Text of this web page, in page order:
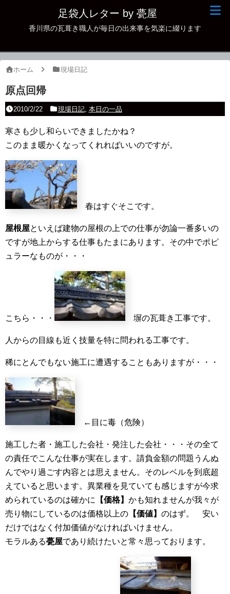
足袋人レター by 甍屋
香川県の瓦葺き職人が毎日の出来事を気楽に綴ります
ホーム 現場日記
原点回帰
2010/2/22 現場日記, 本日の一品
寒さも少し和らいできましたかね？
このまま暖かくなってくれればいいのですが。
春はすぐそこです。
屋根屋といえば建物の屋根の上での仕事が勿論一番多いの
ですが地上からする仕事もたまにあります。その中でポピ
ュラーなものが・・・
こちら・・・ 塀の瓦葺き工事です。
人からの目線も近く技量を特に問われる工事です。
稀にとんでもない施工に遭遇することもありますが・・・
←目に毒（危険）
施工した者・施工した会社・発注した会社・・・その全て
の責任でこんな仕事が実在します。請負金額の問題うんぬ
んでやり過ごす内容とは思えません。そのレベルを到底超
えていると思います。異業種を見ていても感じますが今求
められているのは確かに
【価格】 かも知れませんが我々が
売り物にしているのは価格以上の 【価値】 のはず。 安い
だけではなく付加価値がなければいけません。
モラルある甍屋であり続けたいと常々思っております。
現場日記
古瓦
本日の一品
その他